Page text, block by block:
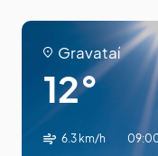
Gravataí
12°
6.3 km/h